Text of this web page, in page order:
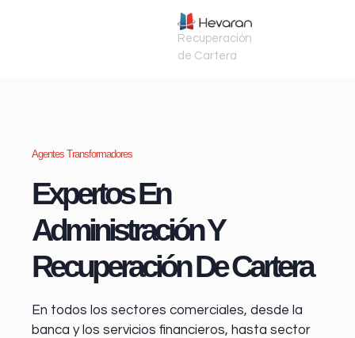
Recuperación
de Cartera
Agentes Transformadores
Expertos En
Administración Y
Recuperación De Cartera
En todos los sectores comerciales, desde la
banca y los servicios financieros, hasta sector